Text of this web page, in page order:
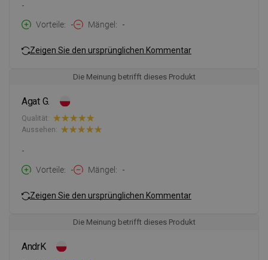
-
Vorteile
- Mängel -
Zeigen Sie den ursprünglichen Kommentar
Die Meinung betrifft dieses Produkt
Agat G.
Qualität:
Aussehen:
-
Vorteile
- Mängel -
Zeigen Sie den ursprünglichen Kommentar
Die Meinung betrifft dieses Produkt
AndrK